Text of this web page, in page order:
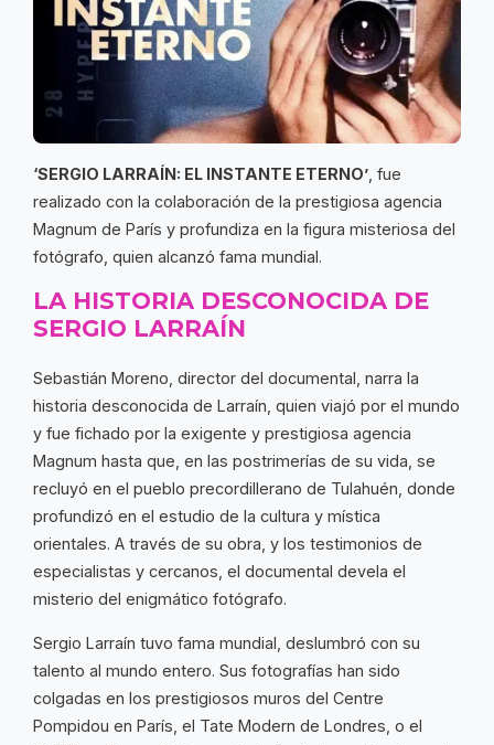
‘SERGIO LARRAÍN: EL INSTANTE ETERNO’ , fue
realizado con la colaboración de la prestigiosa agencia
Magnum de París y profundiza en la figura misteriosa del
fotógrafo, quien alcanzó fama mundial.
LA HISTORIA DESCONOCIDA DE
SERGIO LARRAÍN
Sebastián Moreno, director del documental, narra la
historia desconocida de Larraín, quien viajó por el mundo
y fue fichado por la exigente y prestigiosa agencia
Magnum hasta que, en las postrimerías de su vida, se
recluyó en el pueblo precordillerano de Tulahuén, donde
profundizó en el estudio de la cultura y mística
orientales. A través de su obra, y los testimonios de
especialistas y cercanos, el documental devela el
misterio del enigmático fotógrafo.
Sergio Larraín tuvo fama mundial, deslumbró con su
talento al mundo entero. Sus fotografías han sido
colgadas en los prestigiosos muros del Centre
Pompidou en París, el Tate Modern de Londres, o el